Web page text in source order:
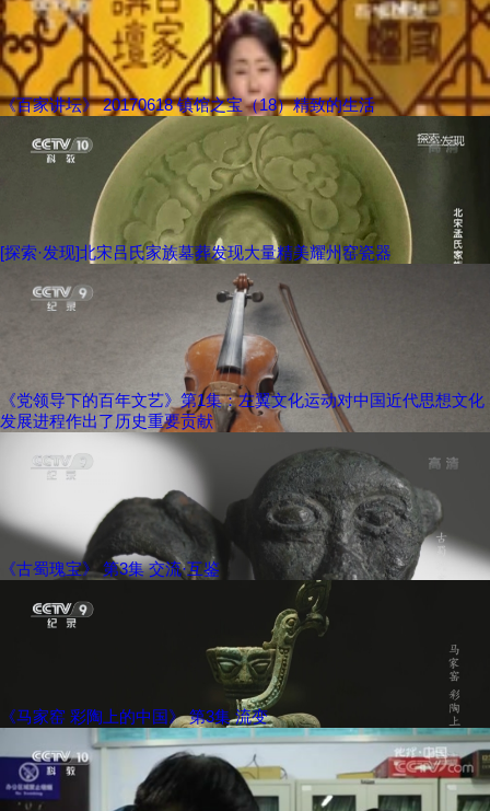
《百家讲坛》 20170618 镇馆之宝（18）精致的生活
[探索·发现]北宋吕氏家族墓葬发现大量精美耀州窑瓷器
《党领导下的百年文艺》第1集：左翼文化运动对中国近代思想文化
发展进程作出了历史重要贡献
《古蜀瑰宝》 第3集 交流·互鉴
《马家窑 彩陶上的中国》 第3集 流变